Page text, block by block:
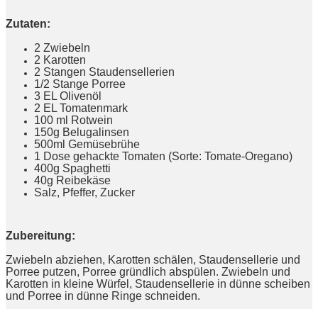
Zutaten:
2 Zwiebeln
2 Karotten
2 Stangen Staudensellerien
1/2 Stange Porree
3 EL Olivenöl
2 EL Tomatenmark
100 ml Rotwein
150g Belugalinsen
500ml Gemüsebrühe
1 Dose gehackte Tomaten (Sorte: Tomate-Oregano)
400g Spaghetti
40g Reibekäse
Salz, Pfeffer, Zucker
Zubereitung:
Zwiebeln abziehen, Karotten schälen, Staudensellerie und
Porree putzen, Porree gründlich abspülen. Zwiebeln und
Karotten in kleine Würfel, Staudensellerie in dünne scheiben
und Porree in dünne Ringe schneiden.